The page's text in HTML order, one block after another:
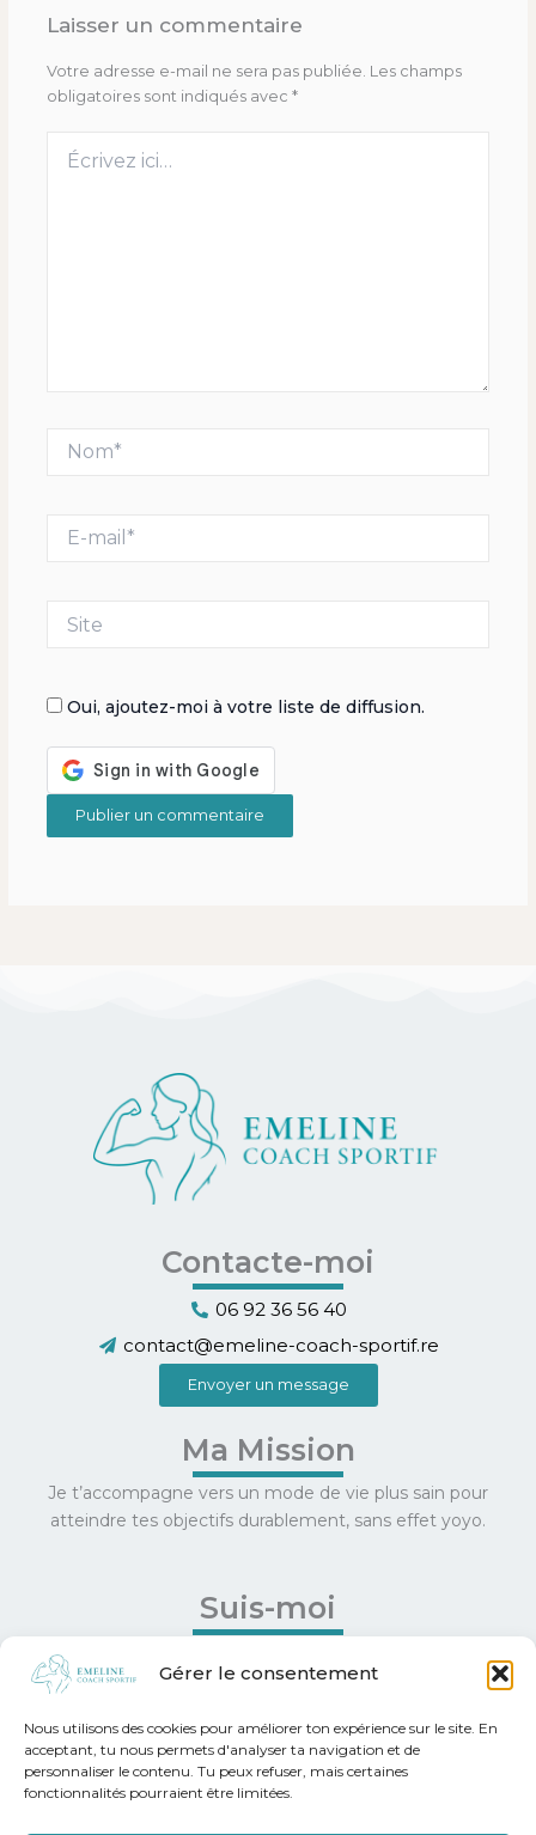
Gérer le consentement
Nous utilisons des cookies pour améliorer ton expérience sur le site. En
acceptant, tu nous permets d'analyser ta navigation et de
personnaliser le contenu. Tu peux refuser, mais certaines
fonctionnalités pourraient être limitées.
Laisser un commentaire
Votre adresse e-mail ne sera pas publiée. Les champs
obligatoires sont indiqués avec *
ici…
mail*
Oui, ajoutez-moi à votre liste de diffusion.
Contacte-moi
06 92 36 56 40
contact@emeline-coach-sportif.re
Envoyer un message
Ma Mission
Je t’accompagne vers un mode de vie plus sain pour
atteindre tes objectifs durablement, sans effet yoyo.
Suis-moi
Informations
Conditions Générales de Vente